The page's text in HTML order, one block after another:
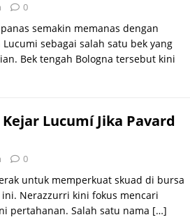
0
semakin memanas dengan
sebagai salah satu bek yang
Bek tengah Bologna tersebut kini
Lucumí Jika Pavard
0
untuk memperkuat skuad di bursa
Nerazzurri kini fokus mencari
pertahanan. Salah satu nama […]